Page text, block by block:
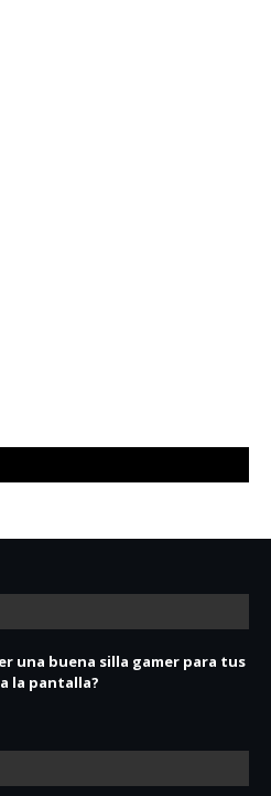
una buena silla gamer para tus
la pantalla?